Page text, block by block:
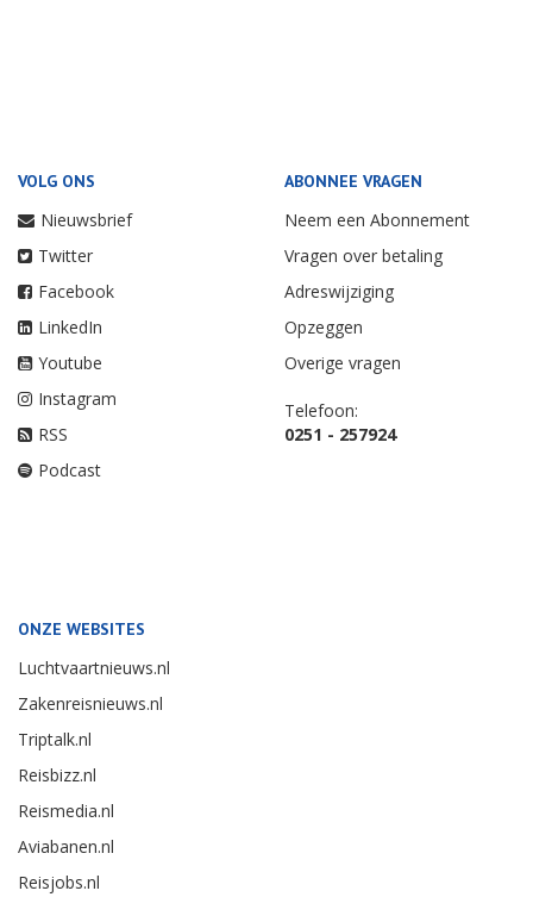
VOLG ONS
Nieuwsbrief
Twitter
Facebook
LinkedIn
Youtube
Instagram
RSS
Podcast
ABONNEE VRAGEN
Neem een Abonnement
Vragen over betaling
Adreswijziging
Opzeggen
Overige vragen
Telefoon:
0251 - 257924
ONZE WEBSITES
Luchtvaartnieuws.nl
Zakenreisnieuws.nl
Triptalk.nl
Reisbizz.nl
Reismedia.nl
Aviabanen.nl
Reisjobs.nl